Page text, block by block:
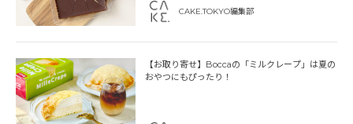
CAKE.TOKYO編集部
【お取り寄せ】Boccaの「ミルクレープ」は夏の
おやつにもぴったり！